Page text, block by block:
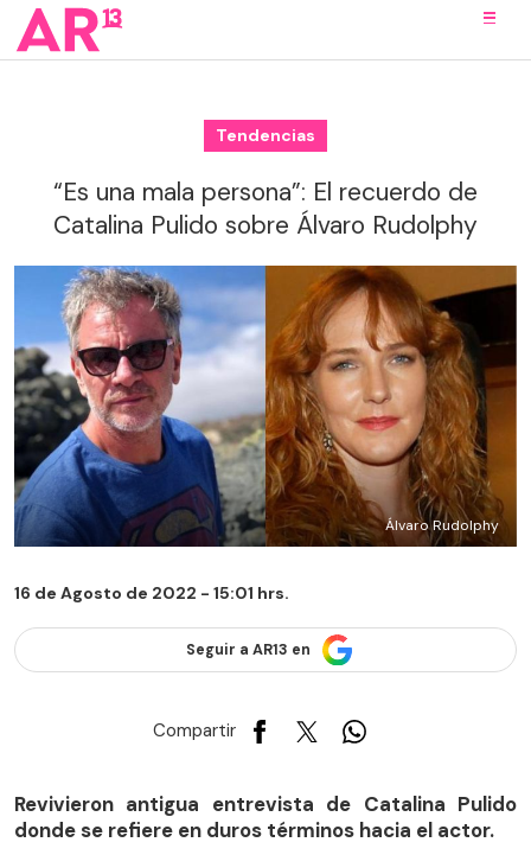
Tendencias
“Es una mala persona”: El recuerdo de
Catalina Pulido sobre Álvaro Rudolphy
Álvaro Rudolphy
16 de Agosto de 2022 - 15:01 hrs.
Seguir a AR13 en
Compartir
Revivieron antigua entrevista de Catalina Pulido
donde se refiere en duros términos hacia el actor.